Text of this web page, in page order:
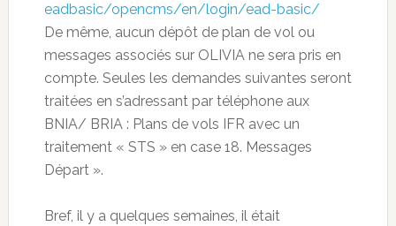
eadbasic/opencms/en/login/ead-basic/
De même, aucun dépôt de plan de vol ou
messages associés sur OLIVIA ne sera pris en
compte. Seules les demandes suivantes seront
traitées en s’adressant par téléphone aux
BNIA/ BRIA : Plans de vols IFR avec un
traitement « STS » en case 18. Messages
Départ ».
Bref, il y a quelques semaines, il était